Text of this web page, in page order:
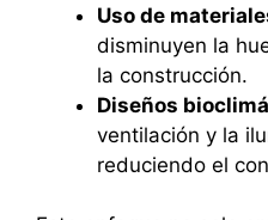
Uso de
disminuyen la
la construcción.
Diseños
ventilación y la
reduciendo el